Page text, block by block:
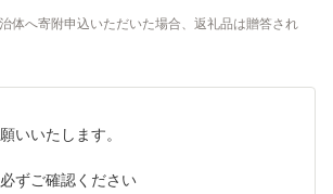
体へ寄附申込いただいた場合、返礼品は贈答され
いいたします。
ずご確認ください